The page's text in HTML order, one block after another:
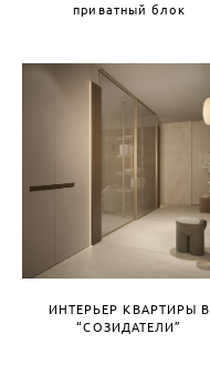
приватный блок
ИНТЕРЬЕР КВАРТИРЫ В
“СОЗИДАТЕЛИ”